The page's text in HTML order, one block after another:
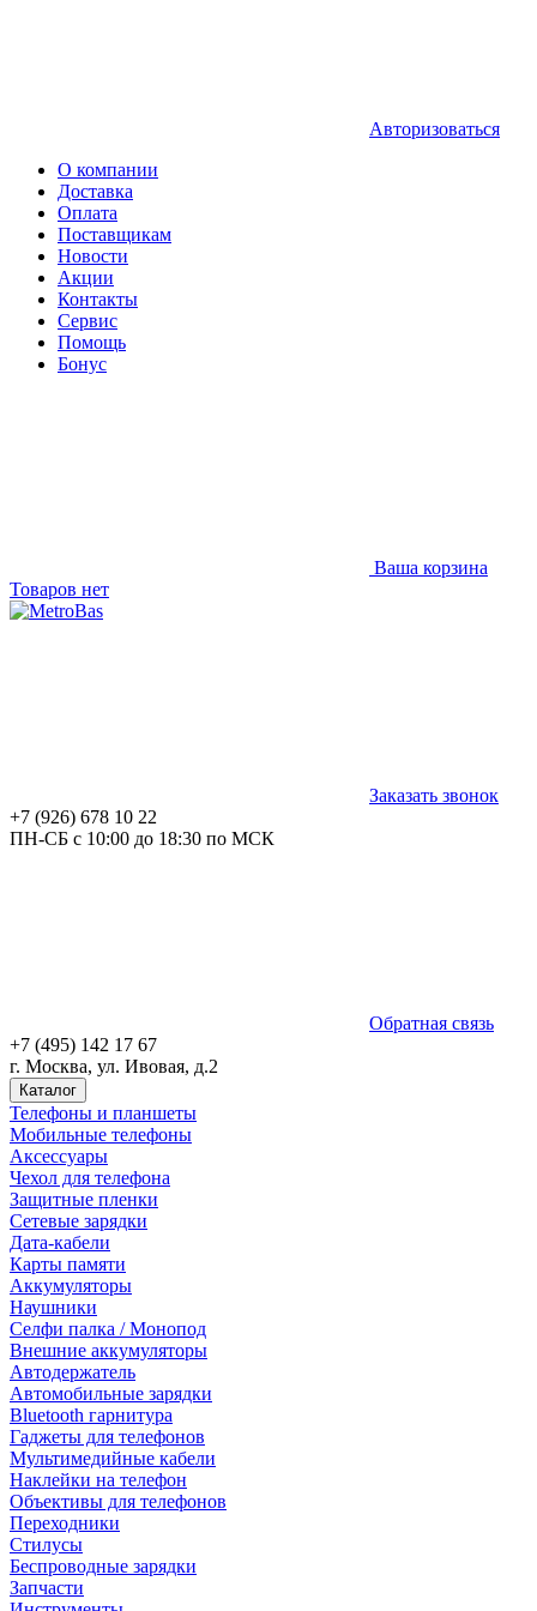
Авторизоваться
О компании
Доставка
Оплата
Поставщикам
Новости
Акции
Контакты
Сервис
Помощь
Бонус
Ваша корзина
Товаров нет
Заказать звонок
+7 (926) 678 10 22
ПН-СБ с 10:00 до 18:30 по МСК
Обратная связь
+7 (495) 142 17 67
г. Москва, ул. Ивовая, д.2
Каталог
Телефоны и планшеты
Мобильные телефоны
Аксессуары
Чехол для телефона
Защитные пленки
Сетевые зарядки
Дата-кабели
Карты памяти
Аккумуляторы
Наушники
Селфи палка / Монопод
Внешние аккумуляторы
Автодержатель
Автомобильные зарядки
Bluetooth гарнитура
Гаджеты для телефонов
Мультимедийные кабели
Наклейки на телефон
Объективы для телефонов
Переходники
Стилусы
Беспроводные зарядки
Запчасти